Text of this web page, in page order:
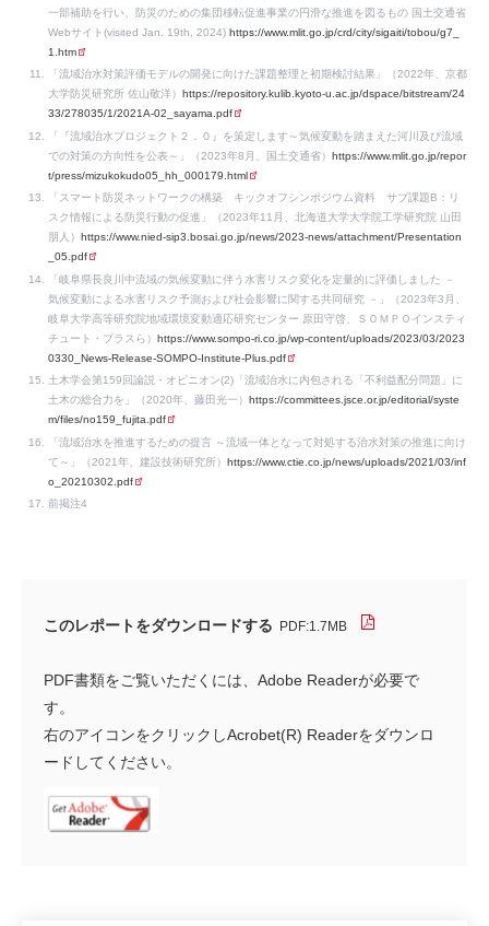
一部補助を行い、防災のための集団移転促進事業の円滑な推進を図るもの 国土交通省
Webサイト(visited Jan. 19th, 2024) https://www.mlit.go.jp/crd/city/sigaiti/tobou/g7_
1.htm
「流域治水対策評価モデルの開発に向けた課題整理と初期検討結果」（2022年、京都
大学防災研究所 佐山敬洋） https://repository.kulib.kyoto-u.ac.jp/dspace/bitstream/24
33/278035/1/2021A-02_sayama.pdf
「『流域治水プロジェクト２．０』を策定します～気候変動を踏まえた河川及び流域
での対策の方向性を公表～」（2023年8月、国土交通省） https://www.mlit.go.jp/repor
t/press/mizukokudo05_hh_000179.html
「スマート防災ネットワークの構築 キックオフシンポジウム資料 サブ課題B：リ
スク情報による防災行動の促進」（2023年11月、北海道大学大学院工学研究院 山田
朋人） https://www.nied-sip3.bosai.go.jp/news/2023-news/attachment/Presentation
_05.pdf
「岐阜県長良川中流域の気候変動に伴う水害リスク変化を定量的に評価しました －
気候変動による水害リスク予測および社会影響に関する共同研究 －」（2023年3月、
岐阜大学高等研究院地域環境変動適応研究センター 原田守啓、ＳＯＭＰＯインスティ
チュート・プラスら） https://www.sompo-ri.co.jp/wp-content/uploads/2023/03/2023
0330_News-Release-SOMPO-Institute-Plus.pdf
土木学会第159回論説・オピニオン(2)「流域治水に内包される「不利益配分問題」に
土木の総合力を」（2020年、藤田光一） https://committees.jsce.or.jp/editorial/syste
m/files/no159_fujita.pdf
「流域治水を推進するための提言 ～流域一体となって対処する治水対策の推進に向け
て～」（2021年、建設技術研究所） https://www.ctie.co.jp/news/uploads/2021/03/inf
o_20210302.pdf
前掲注4
このレポートをダウンロードする PDF:1.7MB
PDF書類をご覧いただくには、Adobe Readerが必要で
す。
右のアイコンをクリックしAcrobet(R) Readerをダウンロ
ードしてください。